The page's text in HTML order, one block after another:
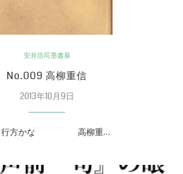
安井浩司墨書展
No.009 高柳重信
2013年10月9日
の 行方かな 高柳重…